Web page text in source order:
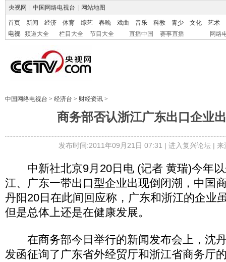
央视网 中国网络电视台 网站地图
首页 新闻 经济 体育 综艺 春晚 戏曲 音乐 科教 青少 文化
艺术
电视
频道大全 栏目大全 节目大全 直播中国 赛事直播 网络
中国网络电视台 > 经济台 > 财经资讯 >
商务部否认浙江广东出口企业
发布时间:2011年09月21日 07:31 | 进入复兴论坛| 来
中新社北京9月20日电 (记者 黄瑞)今年以
江、广东一带出口型企业出现倒闭潮，中国
丹阳20日在此间回应称，广东和浙江的企业
但是总体上还是在健康发展。
在商务部今日举行的新闻发布会上，沈丹
发函征询了广东省外经贸厅和浙江省商务厅